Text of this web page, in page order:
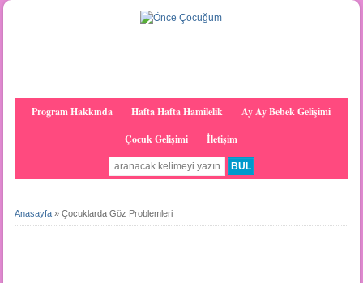
Program Hakkında Hafta Hafta Hamilelik
Ay Ay Bebek Gelişimi
Çocuk Gelişimi
İletişim
Anasayfa» Çocuklarda Göz Problemleri